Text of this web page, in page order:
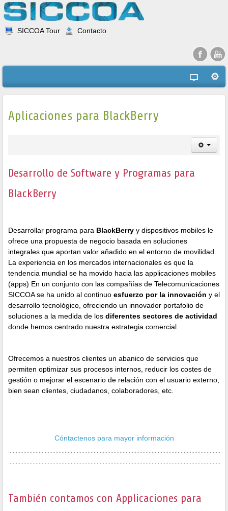
SICCOA Tour Contacto
Aplicaciones para BlackBerry
Desarrollo de Software y Programas para
BlackBerry
Desarrollar programa para BlackBerry y dispositivos mobiles le
ofrece una propuesta de negocio basada en soluciones
integrales que aportan valor añadido en el entorno de movilidad.
La experiencia en los mercados internacionales es que la
tendencia mundial se ha movido hacia las applicaciones mobiles
(apps) En un conjunto con las compañías de Telecomunicaciones
SICCOA se ha unido al continuo esfuerzo por la innovación y el
desarrollo tecnológico, ofreciendo un innovador portafolio de
soluciones a la medida de los diferentes sectores de actividad
donde hemos centrado nuestra estrategia comercial.
Ofrecemos a nuestros clientes un abanico de servicios que
permiten optimizar sus procesos internos, reducir los costes de
gestión o mejorar el escenario de relación con el usuario externo,
bien sean clientes, ciudadanos, colaboradores, etc.
Cóntactenos para mayor información
También contamos con Applicaciones para